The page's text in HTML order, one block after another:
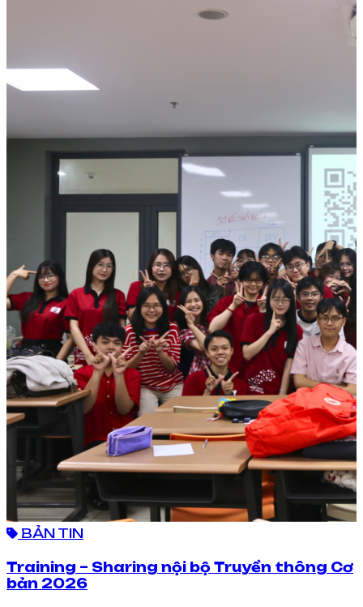
BẢN TIN
Training – Sharing nội bộ Truyền thông Cơ
bản 2026